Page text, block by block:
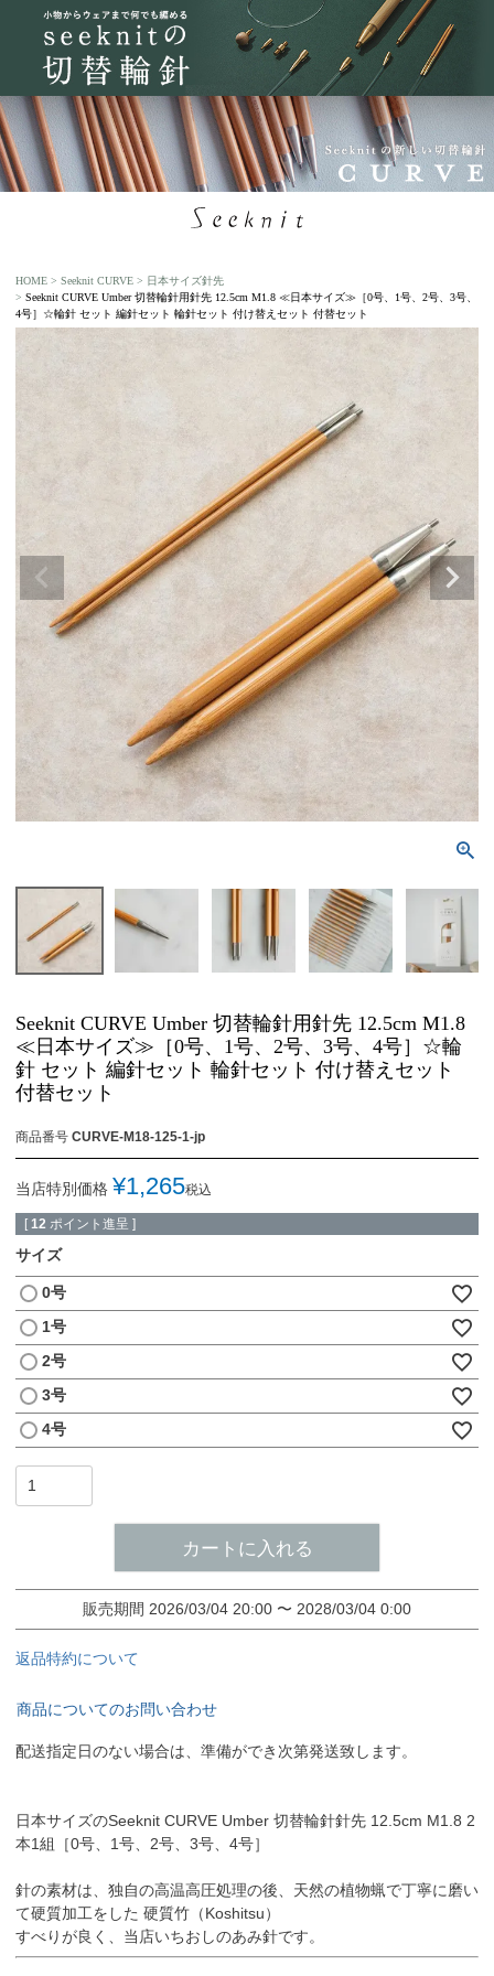
HOME Seeknit CURVE
日本サイズ針先
Seeknit CURVE Umber 切替輪針用針先 12.5cm M1.8 ≪日本サイズ≫［0号、1号、2号、3号、
4号］☆輪針 セット 編針セット 輪針セット 付け替えセット 付替セット
Seeknit CURVE Umber 切替輪針用針先 12.5cm M1.8
≪日本サイズ≫［0号、1号、2号、3号、4号］☆輪
針 セット 編針セット 輪針セット 付け替えセット
付替セット
商品番号 CURVE-M18-125-1-jp
当店特別価格 ¥1,265税込
[ 12 ポイント進呈 ]
サイズ
0号
1号
2号
3号
4号
カートに入れる
販売期間 2026/03/04 20:00 〜 2028/03/04 0:00
返品特約について
商品についてのお問い合わせ
配送指定日のない場合は、準備ができ次第発送致します。
日本サイズのSeeknit CURVE Umber 切替輪針針先 12.5cm M1.8 2
本1組［0号、1号、2号、3号、4号］
針の素材は、独自の高温高圧処理の後、天然の植物蝋で丁寧に磨い
て硬質加工をした 硬質竹（Koshitsu）
すべりが良く、当店いちおしのあみ針です。